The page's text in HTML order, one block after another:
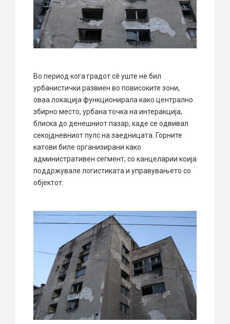
Во период кога градот сè уште не бил
урбанистички развиен во повисоките зони,
оваа локација функционирала како централно
збирно место, урбана точка на интеракција,
блиска до денешниот пазар, каде се одвивал
секојдневниот пулс на заедницата. Горните
катови биле организирани како
административен сегмент, со канцеларии коија
поддржувале логистиката и управувањето со
објектот.